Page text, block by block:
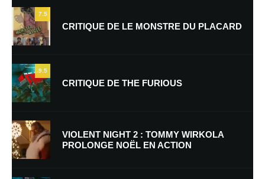
Nom*
E-mail*
Enregistrer mon nom, mon e-mail et mon site dans le navigateur pour
mon prochain commentaire.
7.5
CRITIQUE DE LE MONSTRE DU PLACARD
9.5
CRITIQUE DE THE FURIOUS
VIOLENT NIGHT 2 : TOMMY WIRKOLA
PROLONGE NOËL EN ACTION